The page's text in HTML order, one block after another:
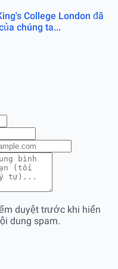
College London đã
chúng ta...
duyệt trước khi hiển
dung spam.